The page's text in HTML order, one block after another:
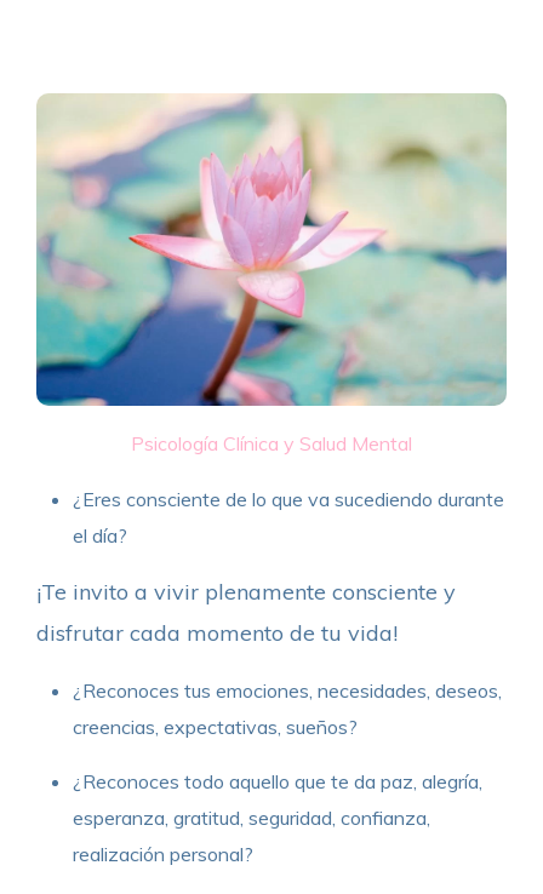
Psicología Clínica y Salud Mental
¿Eres consciente de lo que va sucediendo durante
el día?
¡Te invito a vivir plenamente consciente y
disfrutar cada momento de tu vida!
¿Reconoces tus emociones, necesidades, deseos,
creencias, expectativas, sueños?
¿Reconoces todo aquello que te da paz, alegría,
esperanza, gratitud, seguridad, confianza,
realización personal?